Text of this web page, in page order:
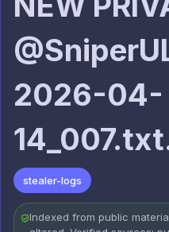
2026-04-
stealer-logs
Indexed from public